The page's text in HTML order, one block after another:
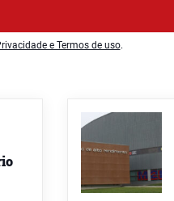
e Termos de uso.